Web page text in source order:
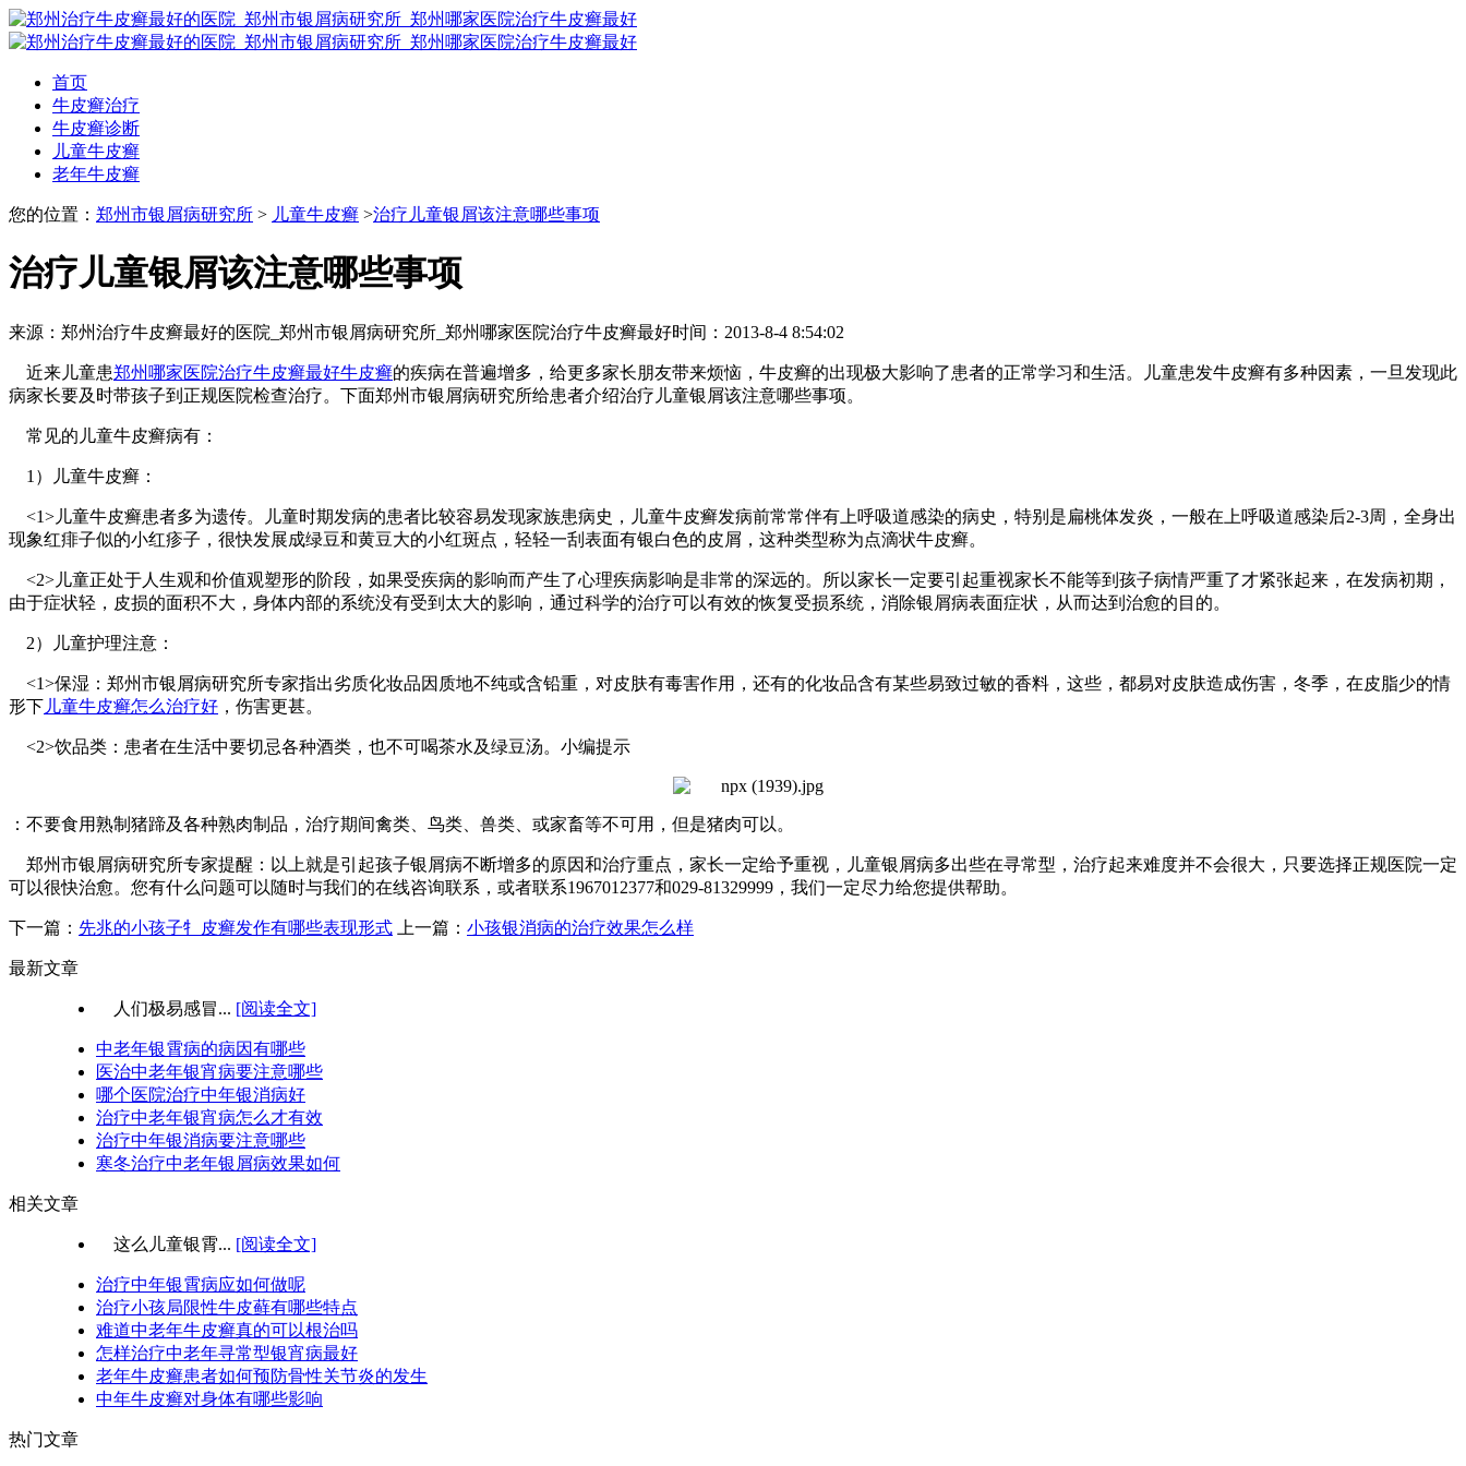
首页
牛皮癣治疗
牛皮癣诊断
儿童牛皮癣
老年牛皮癣
您的位置： 郑州市银屑病研究所 > 儿童牛皮癣 >治疗儿童银屑该注意哪些事项
治疗儿童银屑该注意哪些事项
来源：郑州治疗牛皮癣最好的医院_郑州市银屑病研究所_郑州哪家医院治疗牛皮癣最好时间：2013-8-4 8:54:02
近来儿童患郑州哪家医院治疗牛皮癣最好牛皮癣的疾病在普遍增多，给更多家长朋友带来烦恼，牛皮癣的出现极大影响了患者的正常学习和生活。儿童患发牛皮癣有多种因素，一旦发现此
病家长要及时带孩子到正规医院检查治疗。下面郑州市银屑病研究所给患者介绍治疗儿童银屑该注意哪些事项。
常见的儿童牛皮癣病有：
1）儿童牛皮癣：
<1>儿童牛皮癣患者多为遗传。儿童时期发病的患者比较容易发现家族患病史，儿童牛皮癣发病前常常伴有上呼吸道感染的病史，特别是扁桃体发炎，一般在上呼吸道感染后2-3周，全身出
现象红痱子似的小红疹子，很快发展成绿豆和黄豆大的小红斑点，轻轻一刮表面有银白色的皮屑，这种类型称为点滴状牛皮癣。
<2>儿童正处于人生观和价值观塑形的阶段，如果受疾病的影响而产生了心理疾病影响是非常的深远的。所以家长一定要引起重视家长不能等到孩子病情严重了才紧张起来，在发病初期，
由于症状轻，皮损的面积不大，身体内部的系统没有受到太大的影响，通过科学的治疗可以有效的恢复受损系统，消除银屑病表面症状，从而达到治愈的目的。
2）儿童护理注意：
<1>保湿：郑州市银屑病研究所专家指出劣质化妆品因质地不纯或含铅重，对皮肤有毒害作用，还有的化妆品含有某些易致过敏的香料，这些，都易对皮肤造成伤害，冬季，在皮脂少的情
形下 儿童牛皮癣怎么治疗好 ，伤害更甚。
<2>饮品类：患者在生活中要切忌各种酒类，也不可喝茶水及绿豆汤。小编提示
：不要食用熟制猪蹄及各种熟肉制品，治疗期间禽类、鸟类、兽类、或家畜等不可用，但是猪肉可以。
郑州市银屑病研究所专家提醒：以上就是引起孩子银屑病不断增多的原因和治疗重点，家长一定给予重视，儿童银屑病多出些在寻常型，治疗起来难度并不会很大，只要选择正规医院一定
可以很快治愈。您有什么问题可以随时与我们的在线咨询联系，或者联系1967012377和029-81329999，我们一定尽力给您提供帮助。
下一篇： 先兆的小孩子牜皮癣发作有哪些表现形式 上一篇： 小孩银消病的治疗效果怎么样
最新文章
人们极易感冒... [阅读全文]
中老年银霄病的病因有哪些
医治中老年银宵病要注意哪些
哪个医院治疗中年银消病好
治疗中老年银宵病怎么才有效
治疗中年银消病要注意哪些
寒冬治疗中老年银屑病效果如何
相关文章
这么儿童银霄... [阅读全文]
治疗中年银霄病应如何做呢
治疗小孩局限性牛皮藓有哪些特点
难道中老年牛皮癣真的可以根治吗
怎样治疗中老年寻常型银宵病最好
老年牛皮癣患者如何预防骨性关节炎的发生
中年牛皮癣对身体有哪些影响
热门文章